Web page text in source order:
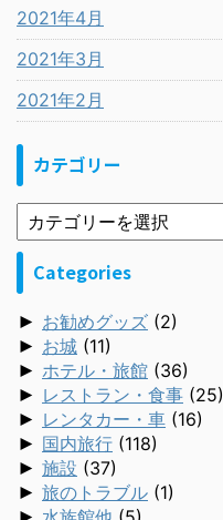
2021年4月
2021年3月
2021年2月
カテゴリー
Categories
► お勧めグッズ (2)
► お城 (11)
► ホテル・旅館 (36)
► レストラン・食事 (25)
► レンタカー・車 (16)
► 国内旅行 (118)
► 施設 (37)
► 旅のトラブル (1)